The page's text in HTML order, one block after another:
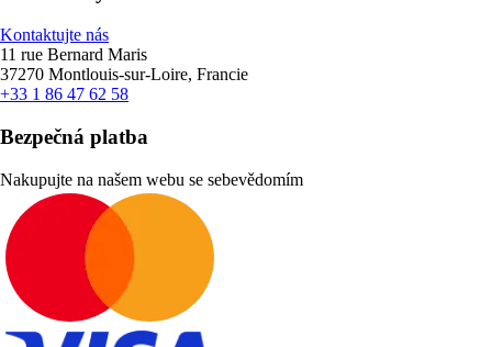
Kontaktujte nás
11 rue Bernard Maris
37270 Montlouis-sur-Loire, Francie
+33 1 86 47 62 58
Bezpečná platba
Nakupujte na našem webu se sebevědomím